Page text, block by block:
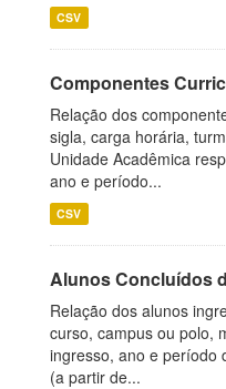
CSV
Componentes
Relação dos
sigla, carga horária,
Unidade Acadêmica
ano e período...
CSV
Alunos Concluídos
Relação dos alunos
curso, campus ou polo,
ingresso, ano e período
(a partir de...